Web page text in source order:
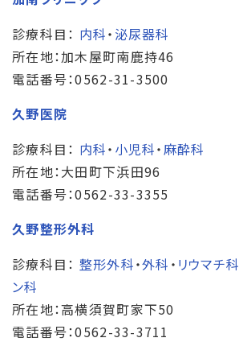
診療科目： 内科・ 泌尿器科
所在地：加木屋町南鹿持46
電話番号：0562-31-3500
久野医院
診療科目： 内科・ 小児科・ 麻酔科
所在地：大田町下浜田96
電話番号：0562-33-3355
久野整形外科
診療科目： 整形外科・外科 ・ リウマチ科
ン科
所在地：高横須賀町家下50
電話番号：0562-33-3711